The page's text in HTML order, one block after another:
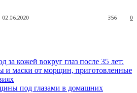
02.06.2020 0
356
за кожей вокруг глаз после 35 лет:
и маски от морщин, приготовленные
под глазами в домашних